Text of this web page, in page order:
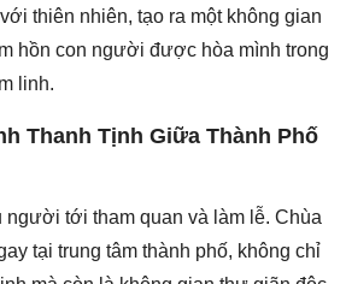
thiên nhiên, tạo ra một không gian
hồn con người được hòa mình trong
linh.
Thanh Tịnh Giữa Thành Phố
người tới tham quan và làm lễ. Chùa
tại trung tâm thành phố, không chỉ